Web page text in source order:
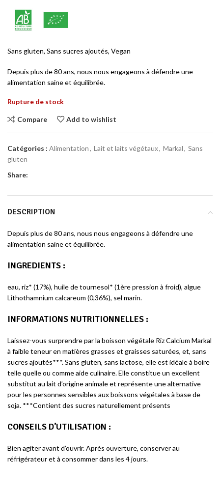
Sans gluten, Sans sucres ajoutés, Vegan
Depuis plus de 80 ans, nous nous engageons à défendre une
alimentation saine et équilibrée.
Rupture de stock
Compare Add to wishlist
Catégories : Alimentation, Lait et laits végétaux, Markal, Sans
gluten
Share:
DESCRIPTION
Depuis plus de 80 ans, nous nous engageons à défendre une
alimentation saine et équilibrée.
INGREDIENTS :
eau, riz* (17%), huile de tournesol* (1ère pression à froid), algue
Lithothamnium calcareum (0,36%), sel marin.
INFORMATIONS NUTRITIONNELLES :
Laissez-vous surprendre par la boisson végétale Riz Calcium Markal
à faible teneur en matières grasses et graisses saturées, et, sans
sucres ajoutés***. Sans gluten, sans lactose, elle est idéale à boire
telle quelle ou comme aide culinaire. Elle constitue un excellent
substitut au lait d’origine animale et représente une alternative
pour les personnes sensibles aux boissons végétales à base de
soja. ***Contient des sucres naturellement présents
CONSEILS D’UTILISATION :
Bien agiter avant d’ouvrir. Après ouverture, conserver au
réfrigérateur et à consommer dans les 4 jours.